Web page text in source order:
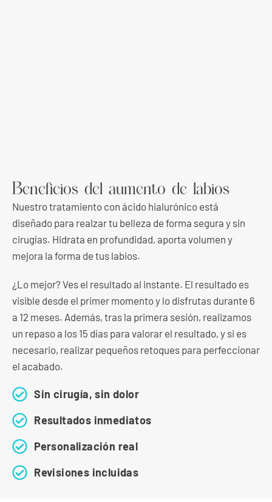
Beneficios del aumento de labios
Nuestro tratamiento con ácido hialurónico está
diseñado para realzar tu belleza de forma segura y sin
cirugías. Hidrata en profundidad, aporta volumen y
mejora la forma de tus labios.
¿Lo mejor? Ves el resultado al instante. El resultado es
visible desde el primer momento y lo disfrutas durante 6
a 12 meses. Además, tras la primera sesión, realizamos
un repaso a los 15 días para valorar el resultado, y si es
necesario, realizar pequeños retoques para perfeccionar
el acabado.
Sin cirugía, sin dolor
Resultados inmediatos
Personalización real
Revisiones incluidas